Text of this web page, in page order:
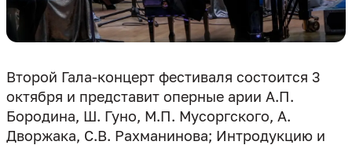
Второй Гала-концерт фестиваля состоится 3
октября и представит оперные арии А.П.
Бородина, Ш. Гуно, М.П. Мусоргского, А.
Дворжака, С.В. Рахманинова; Интродукцию и